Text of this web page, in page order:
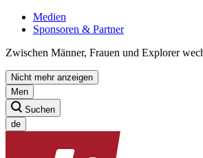
Medien
Sponsoren & Partner
Zwischen Männer, Frauen und Explorer
Nicht mehr anzeigen
Men
Suchen
de